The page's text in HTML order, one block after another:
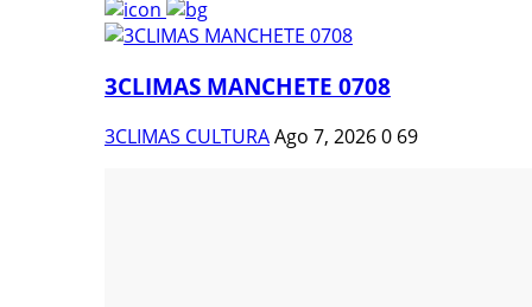
3CLIMAS MANCHETE 0708
3CLIMAS CULTURAAgo 7, 20260 69